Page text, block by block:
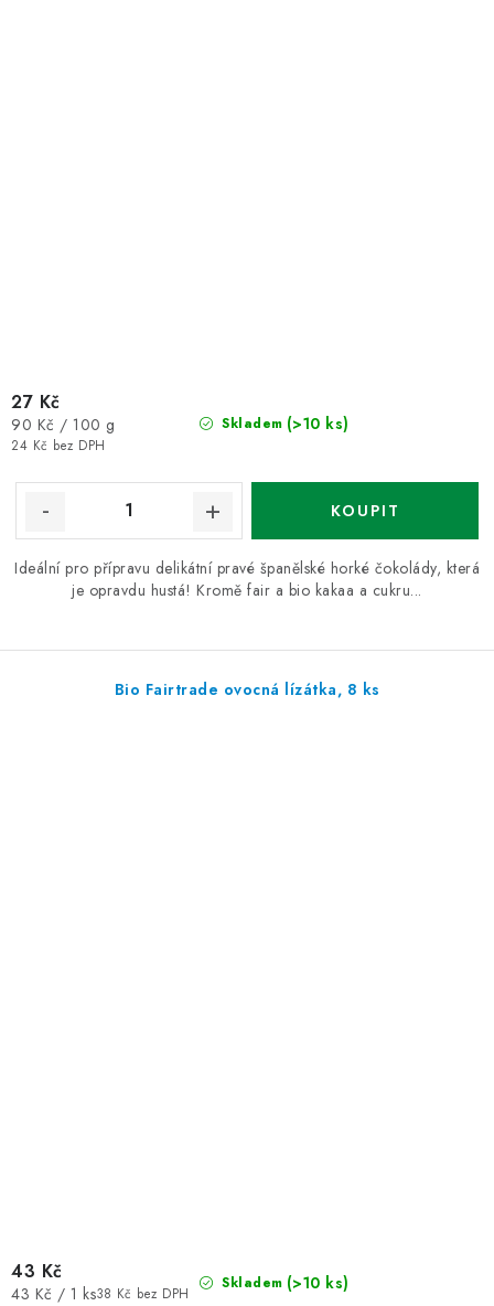
Skladem (>10 ks)
24 Kč bez DPH
27 Kč
Měrná
cena:
90 Kč / 100 g
Ideální pro přípravu delikátní pravé španělské horké čokolády, která
je opravdu hustá! Kromě fair a bio kakaa a cukru...
Bio Fairtrade ovocná lízátka, 8 ks
Skladem (>10 ks)
38 Kč bez DPH
43 Kč
Měrná
43 Kč / 1 ks